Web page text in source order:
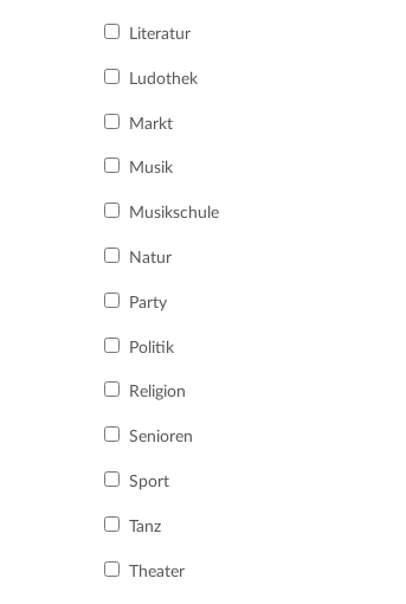
Literatur
Ludothek
Markt
Musik
Musikschule
Natur
Party
Politik
Religion
Senioren
Sport
Tanz
Theater